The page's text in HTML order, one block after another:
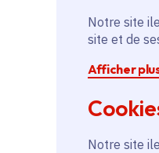
Notre site
site et de
Afficher
Notre site